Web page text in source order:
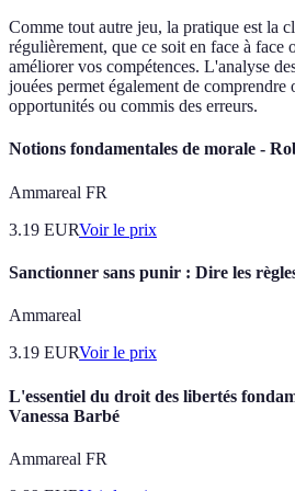
Comme tout autre jeu, la pratique est la
régulièrement, que ce soit en face à
améliorer vos compétences. L'analyse
jouées permet également de comprendre
opportunités ou commis des erreurs.
Notions fondamentales de morale -
Ammareal FR
3.19 EURVoir le prix
Sanctionner sans punir : Dire les
Ammareal
3.19 EURVoir le prix
L'essentiel du droit des libertés
Vanessa Barbé
Ammareal FR